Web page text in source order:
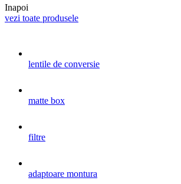
Inapoi
vezi toate produsele
lentile de conversie
matte box
filtre
adaptoare montura